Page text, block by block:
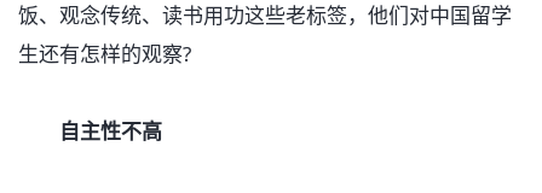
饭、观念传统、读书用功这些老标签，他们对中国留学
生还有怎样的观察?
自主性不高